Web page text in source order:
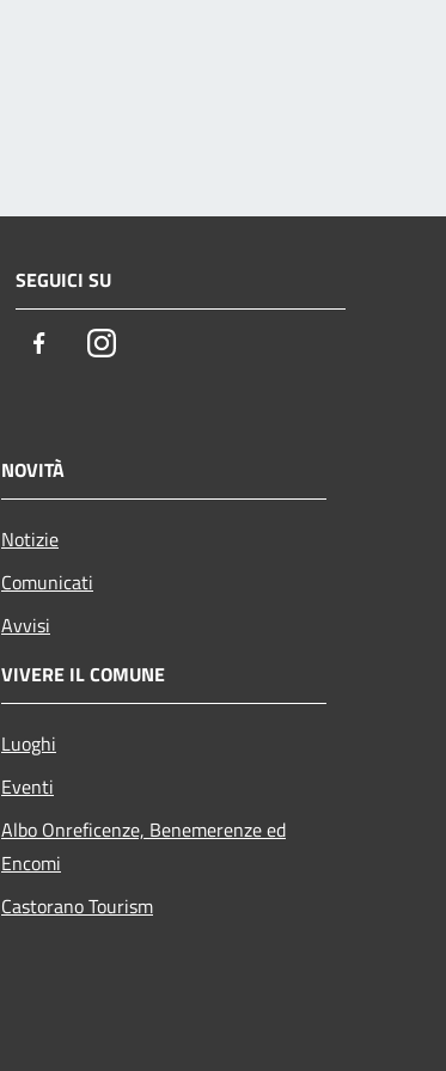
SEGUICI SU
FacebookInstagram
NOVITÀ
Notizie
Comunicati
Avvisi
VIVERE IL COMUNE
Luoghi
Eventi
Albo Onreficenze, Benemerenze ed
Encomi
Castorano Tourism